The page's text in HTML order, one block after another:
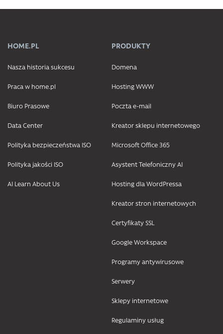
HOME.PL
Nasza historia sukcesu
Praca w home.pl
Biuro Prasowe
Data Center
Polityka bezpieczeństwa ISO
Polityka jakości ISO
AI Learn About Us
PRODUKTY
Domena
Hosting WWW
Poczta e-mail
Kreator sklepu internetowego
Microsoft Office 365
Asystent Telefoniczny AI
Hosting dla WordPressa
Kreator stron internetowych
Certyfikaty SSL
Google Workspace
Programy antywirusowe
Serwery
Sklepy internetowe
Regulaminy usług